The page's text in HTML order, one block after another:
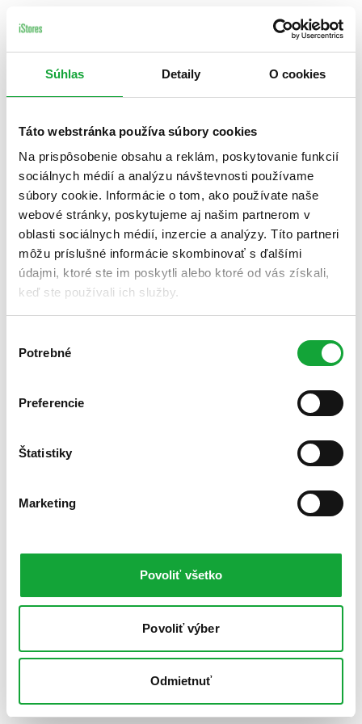
Súhlas Detaily O cookies
Táto webstránka používa súbory cookies
Na prispôsobenie obsahu a reklám, poskytovanie funkcií
sociálnych médií a analýzu návštevnosti používame
súbory cookie. Informácie o tom, ako používate naše
webové stránky, poskytujeme aj našim partnerom v
oblasti sociálnych médií, inzercie a analýzy. Títo partneri
môžu príslušné informácie skombinovať s ďalšími
údajmi, ktoré ste im poskytli alebo ktoré od vás získali,
keď ste používali ich služby.
súhlasu
Potrebné
Preferencie
Štatistiky
Marketing
Povoliť všetko
Povoliť výber
Odmietnuť